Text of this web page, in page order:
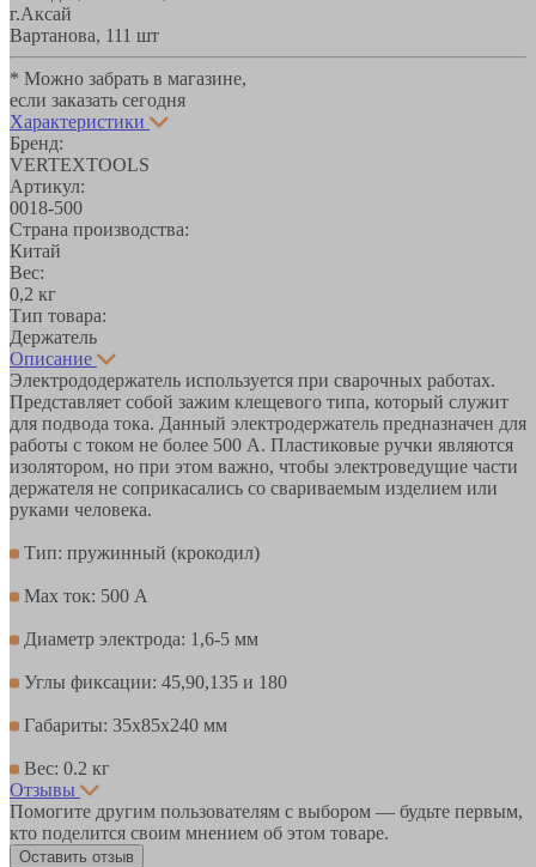
г.Аксай
Вартанова, 111 шт
* Можно забрать в магазине,
если заказать сегодня
Характеристики
Бренд:
VERTEXTOOLS
Артикул:
0018-500
Страна производства:
Китай
Вес:
0,2 кг
Тип товара:
Держатель
Описание
Электрододержатель используется при сварочных работах.
Представляет собой зажим клещевого типа, который служит
для подвода тока. Данный электродержатель предназначен для
работы с током не более 500 А. Пластиковые ручки являются
изолятором, но при этом важно, чтобы электроведущие части
держателя не соприкасались со свариваемым изделием или
руками человека.
Тип: пружинный (крокодил)
Max ток: 500 А
Диаметр электрода: 1,6-5 мм
Углы фиксации: 45,90,135 и 180
Габариты: 35x85x240 мм
Вес: 0.2 кг
Отзывы
Помогите другим пользователям с выбором — будьте первым,
кто поделится своим мнением об этом товаре.
Оставить отзыв